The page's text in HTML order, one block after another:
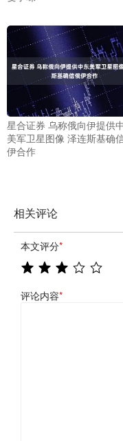
星合证券 乌称俄向伊提供
美军卫星图像 泽连斯基确
伊合作
相关评论
本文评分*
评论内容*